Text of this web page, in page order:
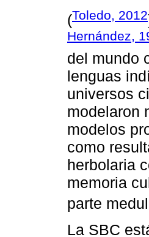
(Toledo, 2012
Hernández,
del mundo
lenguas
universos
modelaron
modelos
como
herbolaria
memoria
parte
La SBC